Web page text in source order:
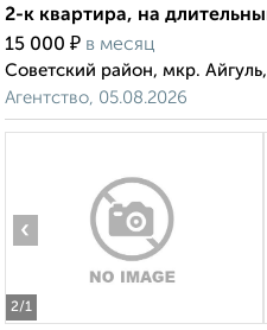
2-к квартира, на
15 000 ₽ в месяц
Советский район, мкр.
Агентство, 05.08.2026
2/1
‹